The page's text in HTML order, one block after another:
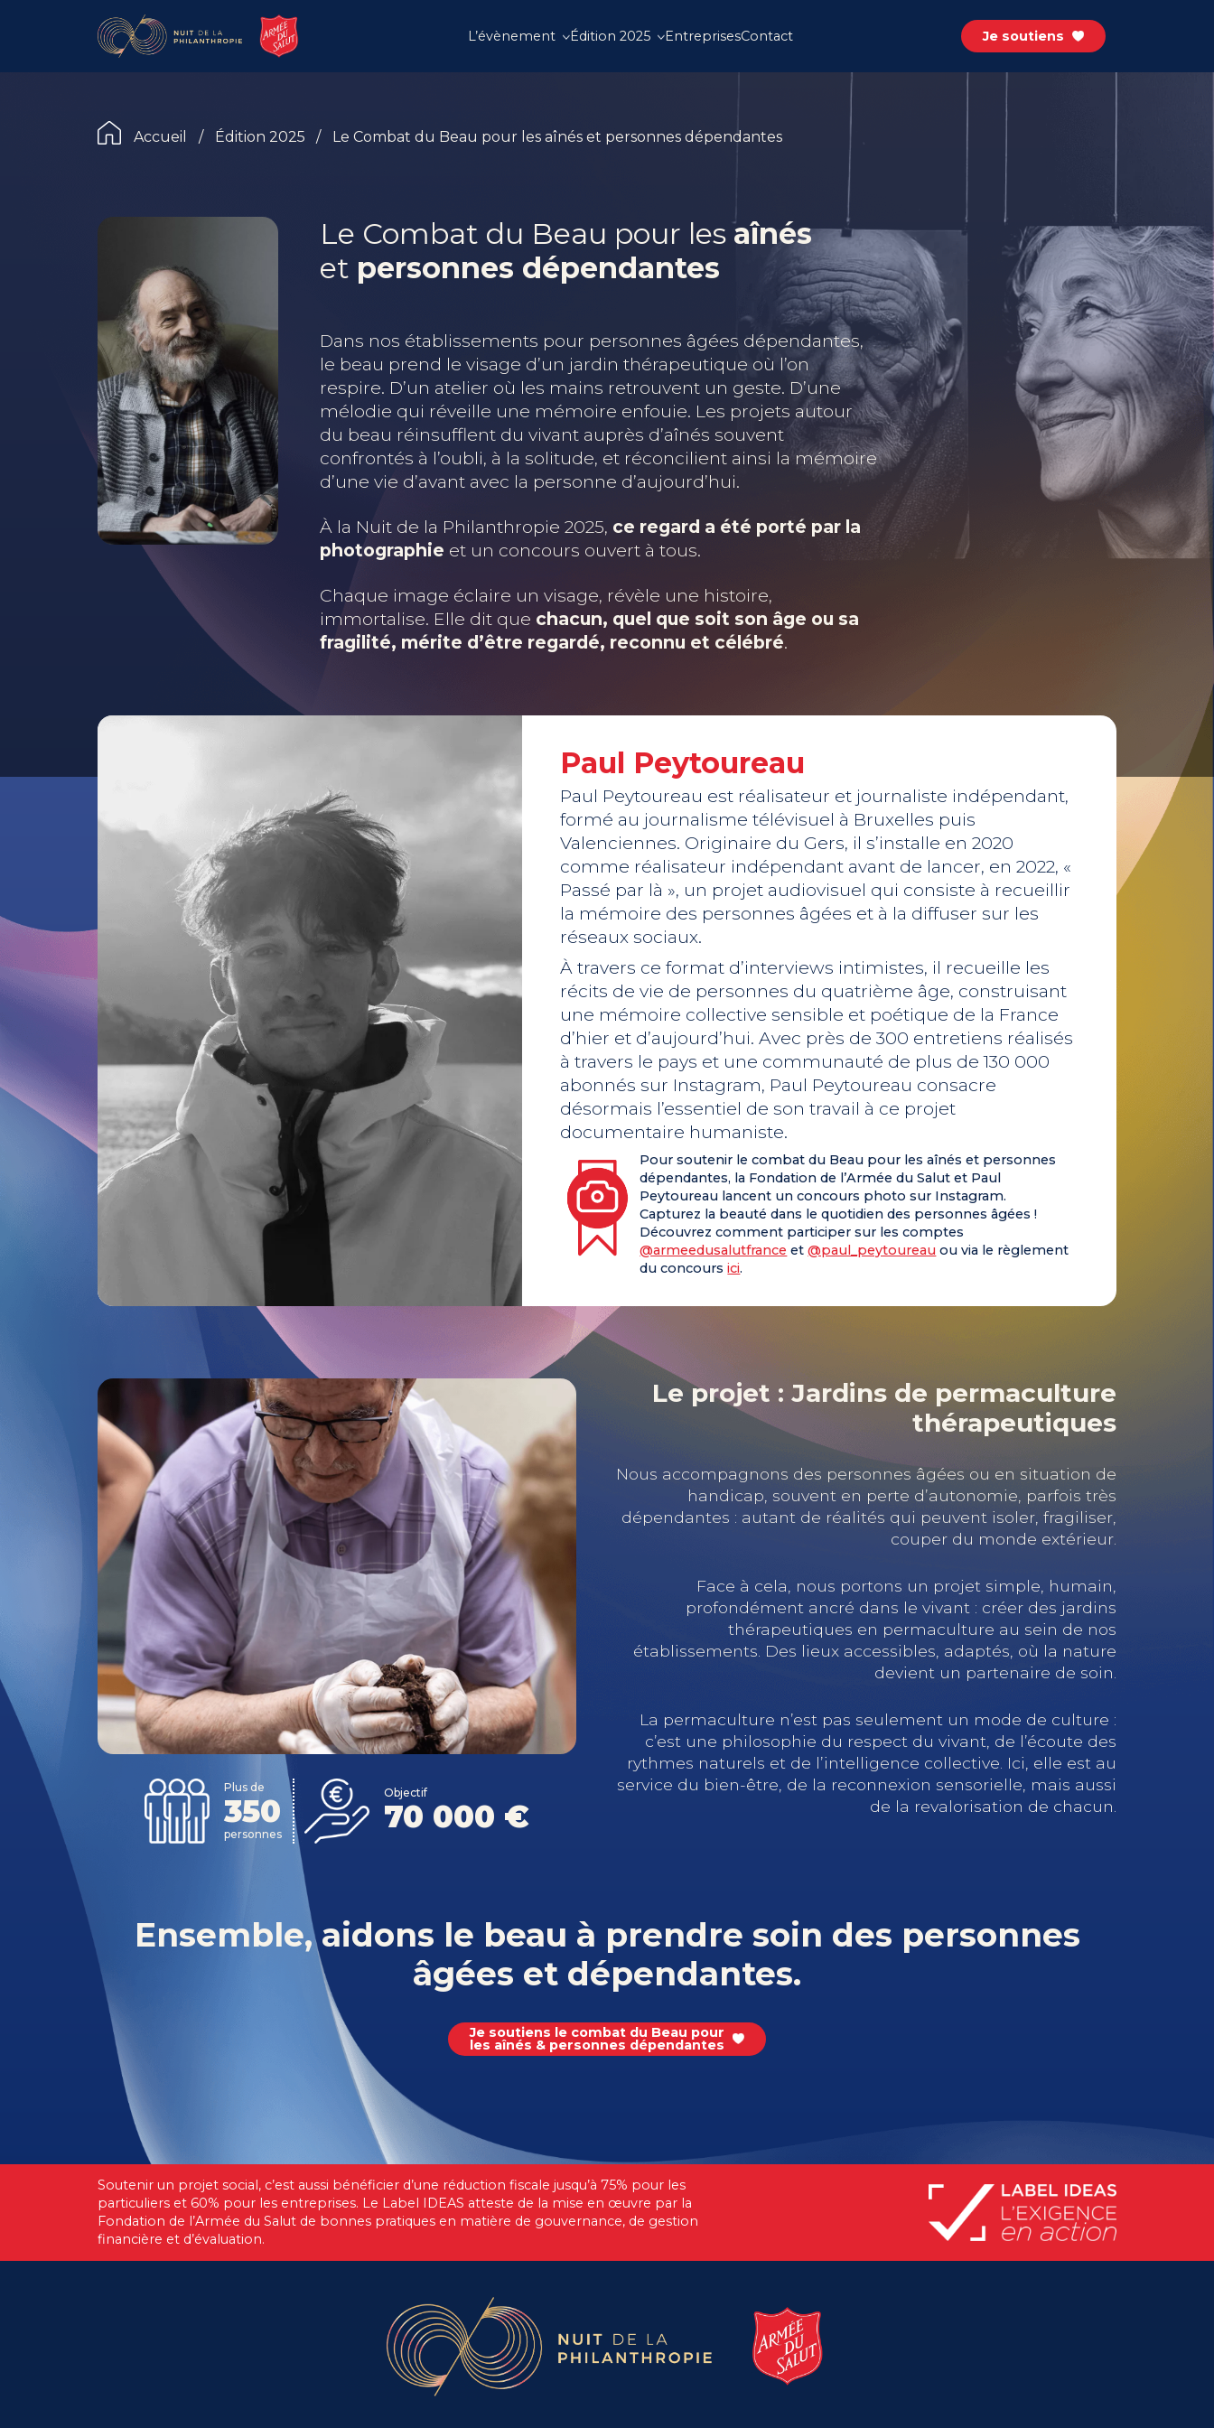
L’évènement Édition 2025 EntreprisesContact Je soutiens
Accueil / Édition 2025 / Le Combat du Beau pour les aînés et personnes dépendantes
Le Combat du Beau pour lesaînés
et personnes dépendantes
Dans nos établissements pour personnes âgées dépendantes,
le beau prend le visage d’un jardin thérapeutique où l’on
respire. D’un atelier où les mains retrouvent un geste. D’une
mélodie qui réveille une mémoire enfouie. Les projets autour
du beau réinsufflent du vivant auprès d’aînés souvent
confrontés à l’oubli, à la solitude, et réconcilient ainsi la mémoire
d’une vie d’avant avec la personne d’aujourd’hui.
À la Nuit de la Philanthropie 2025, ce regard a été porté par la
photographie et un concours ouvert à tous.
Chaque image éclaire un visage, révèle une histoire,
immortalise. Elle dit que chacun, quel que soit son âge ou sa
fragilité, mérite d’être regardé, reconnu et célébré.
Paul Peytoureau
Paul Peytoureau est réalisateur et journaliste indépendant,
formé au journalisme télévisuel à Bruxelles puis
Valenciennes. Originaire du Gers, il s’installe en 2020
comme réalisateur indépendant avant de lancer, en 2022, «
Passé par là », un projet audiovisuel qui consiste à recueillir
la mémoire des personnes âgées et à la diffuser sur les
réseaux sociaux.
À travers ce format d’interviews intimistes, il recueille les
récits de vie de personnes du quatrième âge, construisant
une mémoire collective sensible et poétique de la France
d’hier et d’aujourd’hui. Avec près de 300 entretiens réalisés
à travers le pays et une communauté de plus de 130 000
abonnés sur Instagram, Paul Peytoureau consacre
désormais l’essentiel de son travail à ce projet
documentaire humaniste.
Pour soutenir le combat du Beau pour les aînés et personnes
dépendantes, la Fondation de l’Armée du Salut et Paul
Peytoureau lancent un concours photo sur Instagram.
Capturez la beauté dans le quotidien des personnes âgées !
Découvrez comment participer sur les comptes
@armeedusalutfrance et@paul_peytoureau ou via le règlement
du concoursici.
Le projet : Jardins de permaculture
thérapeutiques
Nous accompagnons des personnes âgées ou en situation de
handicap, souvent en perte d’autonomie, parfois très
dépendantes : autant de réalités qui peuvent isoler, fragiliser,
couper du monde extérieur.
Face à cela, nous portons un projet simple, humain,
profondément ancré dans le vivant : créer des jardins
thérapeutiques en permaculture au sein de nos
établissements. Des lieux accessibles, adaptés, où la nature
devient un partenaire de soin.
La permaculture n’est pas seulement un mode de culture :
c’est une philosophie du respect du vivant, de l’écoute des
rythmes naturels et de l’intelligence collective. Ici, elle est au
service du bien-être, de la reconnexion sensorielle, mais aussi
de la revalorisation de chacun.
Plus de
350
personnes
Objectif
70 000 €
Ensemble, aidons le beau à prendre soin des personnes
âgées et dépendantes.
Je soutiens le combat du Beau pour
les aînés & personnes dépendantes
Soutenir un projet social, c’est aussi bénéficier d’une réduction fiscale jusqu’à 75% pour les
particuliers et 60% pour les entreprises. Le Label IDEAS atteste de la mise en œuvre par la
Fondation de l’Armée du Salut de bonnes pratiques en matière de gouvernance, de gestion
financière et d’évaluation.